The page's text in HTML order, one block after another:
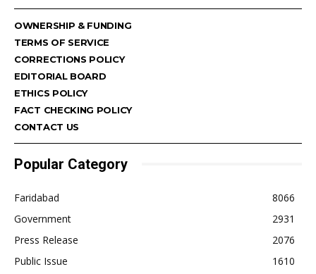
OWNERSHIP & FUNDING
TERMS OF SERVICE
CORRECTIONS POLICY
EDITORIAL BOARD
ETHICS POLICY
FACT CHECKING POLICY
CONTACT US
Popular Category
Faridabad
8066
Government
2931
Press Release
2076
Public Issue
1610